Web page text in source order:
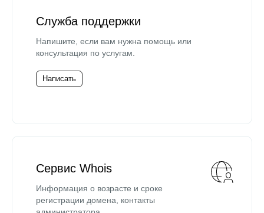
Служба поддержки
Напишите, если вам нужна помощь или
консультация по услугам.
Написать
Сервис Whois
Информация о возрасте и сроке
регистрации домена, контакты